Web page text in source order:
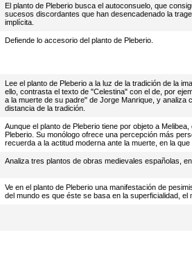
El planto de Pleberio busca el autoconsuelo, que
sucesos discordantes que han desencadenado la
implícita.
Defiende lo accesorio del planto de Pleberio.
Lee el planto de Pleberio a la luz de la tradición de la
ello, contrasta el texto de "Celestina" con el de, por
a la muerte de su padre" de Jorge Manrique, y analiza
distancia de la tradición.
Aunque el planto de Pleberio tiene por objeto a
Pleberio. Su monólogo ofrece una percepción más
recuerda a la actitud moderna ante la muerte, en la que
Analiza tres plantos de obras medievales españolas,
Ve en el planto de Pleberio una manifestación de
del mundo es que éste se basa en la superficialidad, el